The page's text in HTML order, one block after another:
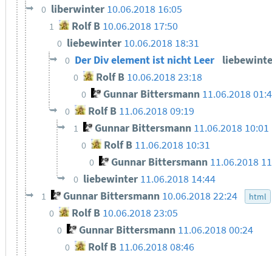
0 liberwinter 10.06.2018 16:05
1 Rolf B 10.06.2018 17:50
0 liebewinter 10.06.2018 18:31
0 Der Div element ist nicht Leer
0 Rolf B 10.06.2018 23:18
0 Gunnar Bittersmann 11.06.2018
0 Rolf B 11.06.2018 09:19
1 Gunnar Bittersmann 11.06.2018 10:01
0 Rolf B 11.06.2018 10:31
0 Gunnar Bittersmann 11.06.2018
0 liebewinter 11.06.2018 14:44
1 Gunnar Bittersmann 10.06.2018 22:24 html
0 Rolf B 10.06.2018 23:05
0 Gunnar Bittersmann 11.06.2018 00:24
0 Rolf B 11.06.2018 08:46